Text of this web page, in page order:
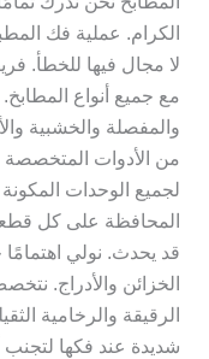
الكرام. عملية فك
لا مجال فيها للخطأ.
مع جميع أنواع
والمفصلة والخشبية
من الأدوات
لجميع الوحدات
المحافظة على كل
قد يحدث. نولي
الخزائن والأدراج.
الرقيقة والرخامية
شديدة عند فكها لتجنب